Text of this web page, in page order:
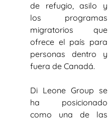
de refugio, asilo y
los programas
migratorios que
ofrece el país para
personas dentro y
fuera de Canadá.
Di Leone Group se
ha posicionado
como una de las